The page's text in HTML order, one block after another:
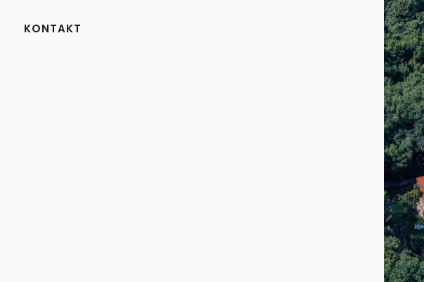
KONTAKT